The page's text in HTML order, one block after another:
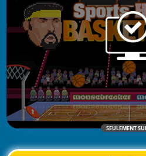
SEULEMENT